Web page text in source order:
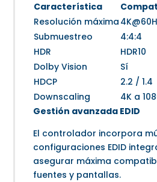
Característica
Resolución máxima
Submuestreo
4:4:4
HDR
HDR10
Dolby Vision
Sí
HDCP
2.2 / 1.4
Downscaling
4K a
Gestión avanzada EDID
El controlador incorpora
configuraciones EDID
asegurar máxima
fuentes y pantallas.